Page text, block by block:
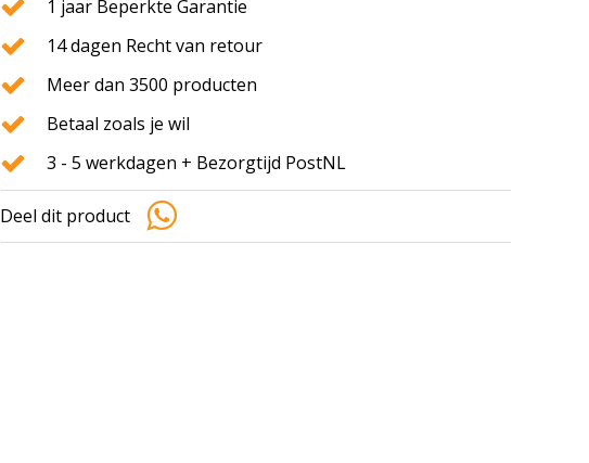
1 jaar Beperkte Garantie
14 dagen Recht van retour
Meer dan 3500 producten
Betaal zoals je wil
3 - 5 werkdagen + Bezorgtijd PostNL
Deel dit product